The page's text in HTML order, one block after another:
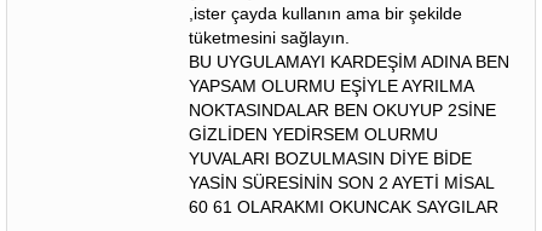
,ister çayda kullanın ama bir şekilde
tüketmesini sağlayın.
BU UYGULAMAYI KARDEŞİM ADINA BEN
YAPSAM OLURMU EŞİYLE AYRILMA
NOKTASINDALAR BEN OKUYUP 2SİNE
GİZLİDEN YEDİRSEM OLURMU
YUVALARI BOZULMASIN DİYE BİDE
YASİN SÜRESİNİN SON 2 AYETİ MİSAL
60 61 OLARAKMI OKUNCAK SAYGILAR